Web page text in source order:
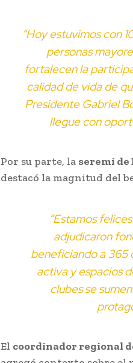
“Hoy estuvimos con
personas
fortalecen la
calidad de vida de
Presidente Gabriel
llegue con
Por su parte, la seremi de
destacó la magnitud del
“Estamos
adjudicaron
beneficiando a 365
activa y espacios
clubes se
El coordinador regional